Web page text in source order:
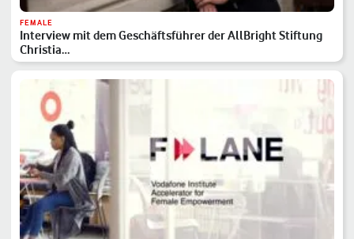
FEMALE
Interview mit dem Geschäftsführer der AllBright Stiftung
Christia…